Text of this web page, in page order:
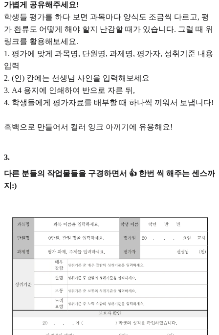
가볍게 공유해주세요!
학생들 평가를 하다 보면 과목마다 양식도 조금씩 다르고, 평
가 환류도 어떻게 해야 할지 난감할 때가 있습니다. 그럴 때 위
링크를 활용해보세요.
1. 평가에 맞게 과목명, 단원명, 과제명, 평가자, 성취기준 내용
입력
2. (인) 칸에는 선생님 사인을 입력해보세요
3. A4 용지에 인쇄하여 반으로 자른 뒤,
4. 학생들에게 평가자료를 배부할 때 하나씩 끼워서 보냅니다!
흑백으로 만들어서 컬러 잉크 아끼기에 유용해요!
3.
다른 분들의 작업물들을 구경하면서 👍 한번 씩 해주는 센스까
지:)